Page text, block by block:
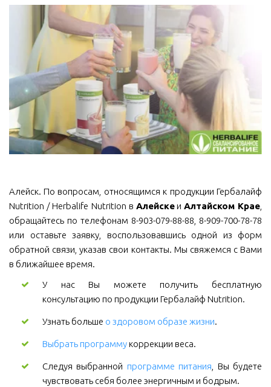
Алейск. По вопросам, относящимся к продукции Гербалайф
Nutrition / Herbalife Nutrition вАлейскеиАлтайском Крае
обращайтесь по телефонам 8-903-079-88-88, 8-909-700-78-78
или оставьте заявку, воспользовавшись одной из форм
обратной связи, указав свои контакты. Мы свяжемся с Вами
в ближайшее время.
У нас Вы можете получить бесплатную
консультацию по продукции Гербалайф Nutrition.
Узнать больше о здоровом образе жизни.
Выбрать программукоррекции веса.
Следуя выбранной программе питания , Вы будете
чувствовать себя более энергичным и бодрым.